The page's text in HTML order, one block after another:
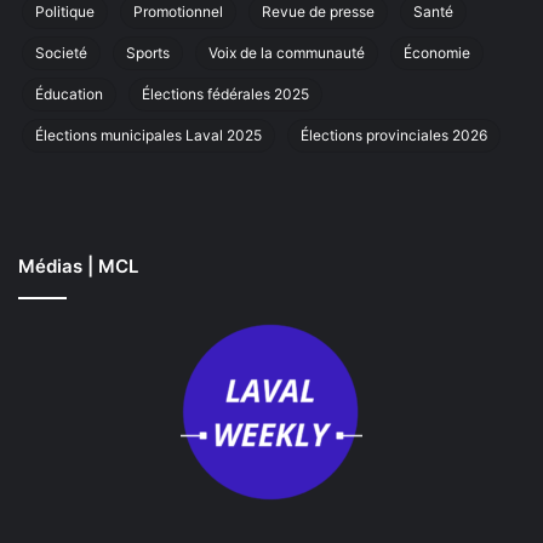
Politique Promotionnel Revue de presse Santé
Societé Sports Voix de la communauté Économie
Éducation Élections fédérales 2025
Élections municipales Laval 2025 Élections provinciales 2026
Médias | MCL